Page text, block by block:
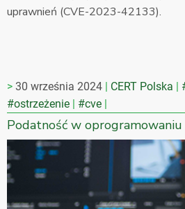
uprawnień (CVE-2023-42133).
30 września 2024 CERT Polska
#ostrzeżenie
#cve
Podatność w oprogramowaniu